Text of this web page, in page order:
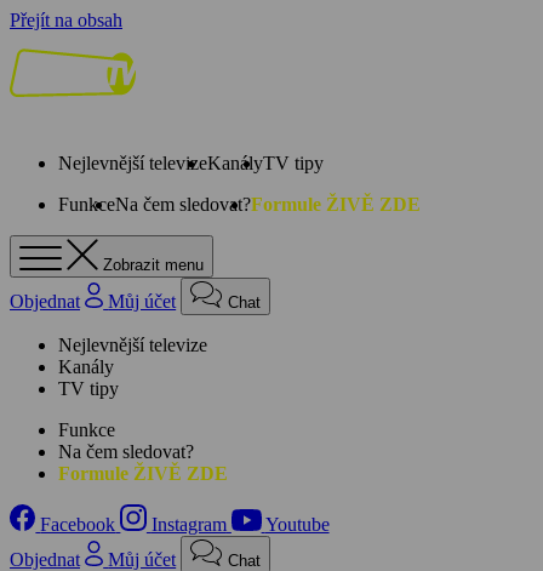
Přejít na obsah
Nejlevnější televizeKanályTV tipy
FunkceNa čem sledovat?Formule ŽIVĚ ZDE
Zobrazit menu
Objednat Můj účet Chat
Nejlevnější televize
Kanály
TV tipy
Funkce
Na čem sledovat?
Formule ŽIVĚ ZDE
Facebook Instagram
Youtube
Objednat
Můj účet Chat